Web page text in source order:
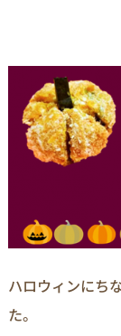
ハロウィンにち
た。